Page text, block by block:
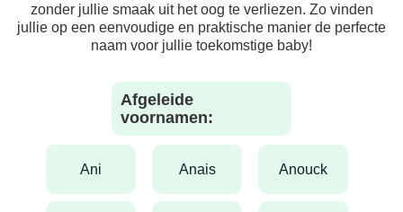
zonder jullie smaak uit het oog te verliezen. Zo vinden
jullie op een eenvoudige en praktische manier de perfecte
naam voor jullie toekomstige baby!
Afgeleide
voornamen:
ani anais anouck